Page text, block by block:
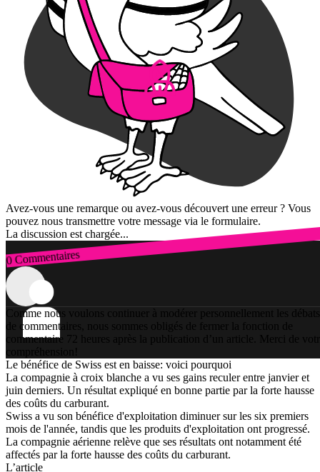
Avez-vous une remarque ou avez-vous découvert une erreur ? Vous
pouvez nous transmettre votre message via le formulaire.
La discussion est chargée...
0 Commentaires
Connexion
Comme nous voulons continuer à modérer personnellement les débats
de commentaires, nous sommes obligés de fermer la fonction de
commentaire 72 heures après la publication d’un article. Merci de
compréhension!
Le bénéfice de Swiss est en baisse: voici pourquoi
La compagnie à croix blanche a vu ses gains reculer entre janvier et
juin derniers. Un résultat expliqué en bonne partie par la forte hausse
des coûts du carburant.
Swiss a vu son bénéfice d'exploitation diminuer sur les six premiers
mois de l'année, tandis que les produits d'exploitation ont progressé.
La compagnie aérienne relève que ses résultats ont notamment été
affectés par la forte hausse des coûts du carburant.
L’article